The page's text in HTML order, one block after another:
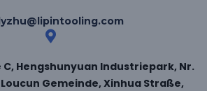
C, Hengshunyuan Industriepark, Nr.
Gemeinde, Xinhua Straße,